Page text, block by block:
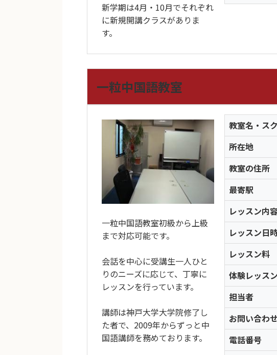
新学期は4月・10月でそれぞれ
に新規開講クラスがありま
す。
一粒中国語教室
一粒中国語教室初級から上級
まで対応可能です。
会話を中心に受講生一人ひと
りのニーズに応じて、丁寧に
レッスンを行っています。
講師は神戸大学大学院修了し
た者で、2009年からずっと中
国語講師を務めております。
教室名・ス
所在地
教室の住所
最寄駅
レッスン内
レッスン日
レッスン料
体験レッス
担当者
お問い合わせ
電話番号